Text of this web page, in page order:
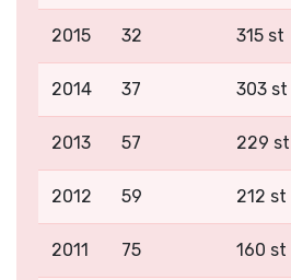
2015 32 315 st
2014 37 303 st
2013 57 229 st
2012 59 212 st
2011 75 160 st